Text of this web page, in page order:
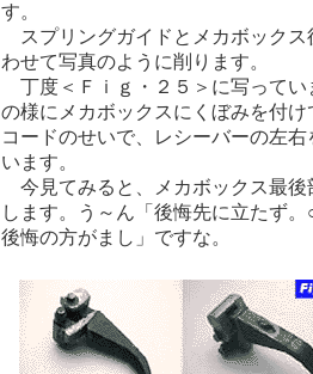
す。
スプリングガイドとメカボックス
わせて写真のように削ります。
丁度＜Ｆｉｇ・２５＞に写ってい
の様にメカボックスにくぼみを付
コードのせいで、レシーバーの左
います。
今見てみると、メカボックス最後
します。う～ん「後悔先に立たず
後悔の方がまし」ですな。